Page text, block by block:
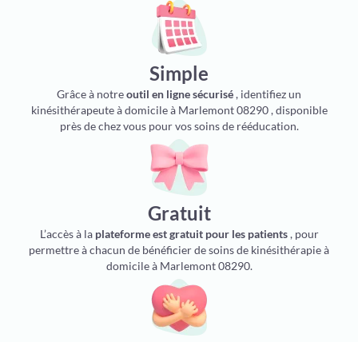
Simple
Grâce à notreoutil en ligne sécurisé, identifiez un
kinésithérapeute à domicile à Marlemont 08290 , disponible
près de chez vous pour vos soins de rééducation.
Gratuit
L’accès à la plateforme est gratuit pour les patients, pour
permettre à chacun de bénéficier de soins de kinésithérapie à
domicile à Marlemont 08290.